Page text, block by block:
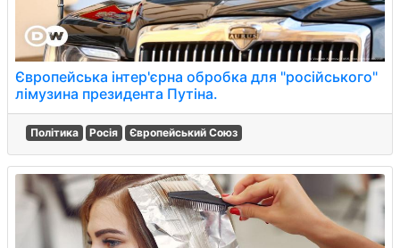
Європейська інтер'єрна обробка для "російського"
лімузина президента Путіна.
Політика Росія Європейський Союз